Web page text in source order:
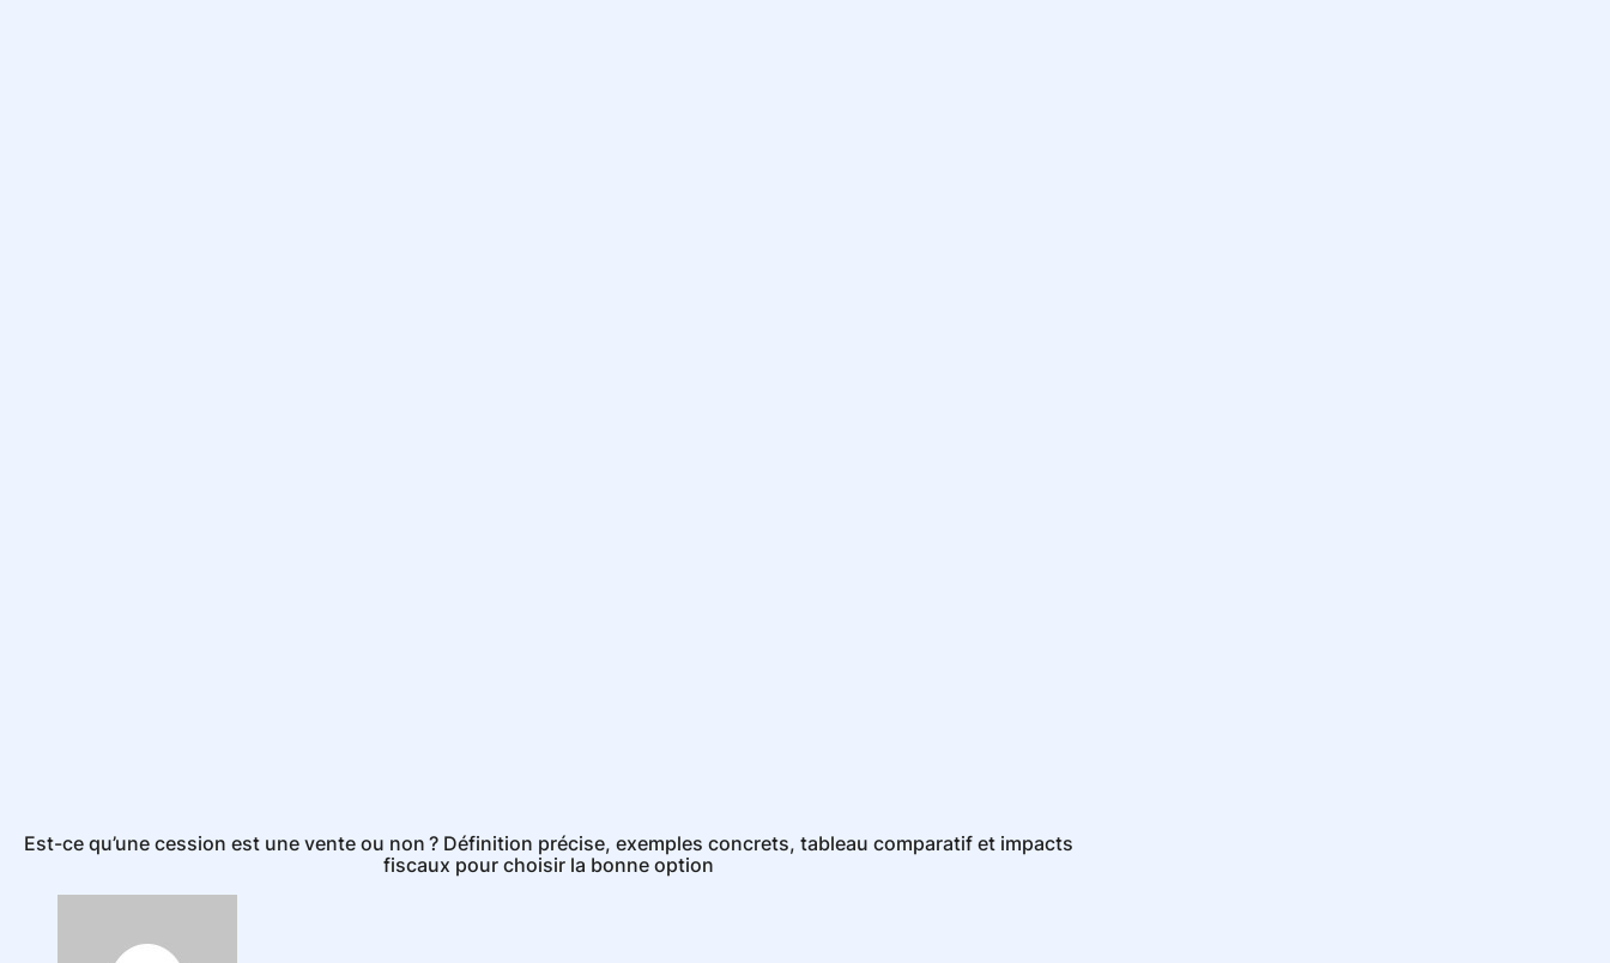
Est-ce qu’une cession est une vente ou non ? Définition précise, exemples concrets, tableau comparatif et impacts
fiscaux pour choisir la bonne option